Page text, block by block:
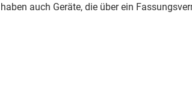
haben auch Geräte, die über ein